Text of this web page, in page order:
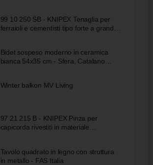
99 10 250 SB - KNIPEX Tenaglia per
ferraioli e cementisti tipo forte a grande
Bidet sospeso moderno in ceramica
bianca 54x35 cm - Sfera, Catalano
Winter balkon MV Living
97 21 215 B - KNIPEX Pinza per
capicorda rivestiti in materiale
Tavolo quadrato in legno con struttura
in metallo - FAS Italia